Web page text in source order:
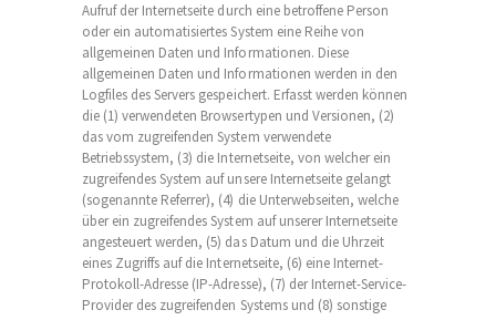
Aufruf der Internetseite durch eine betroffene Person
oder ein automatisiertes System eine Reihe von
allgemeinen Daten und Informationen. Diese
allgemeinen Daten und Informationen werden in den
Logfiles des Servers gespeichert. Erfasst werden können
die (1) verwendeten Browsertypen und Versionen, (2)
das vom zugreifenden System verwendete
Betriebssystem, (3) die Internetseite, von welcher ein
zugreifendes System auf unsere Internetseite gelangt
(sogenannte Referrer), (4) die Unterwebseiten, welche
über ein zugreifendes System auf unserer Internetseite
angesteuert werden, (5) das Datum und die Uhrzeit
eines Zugriffs auf die Internetseite, (6) eine Internet-
Protokoll-Adresse (IP-Adresse), (7) der Internet-Service-
Provider des zugreifenden Systems und (8) sonstige